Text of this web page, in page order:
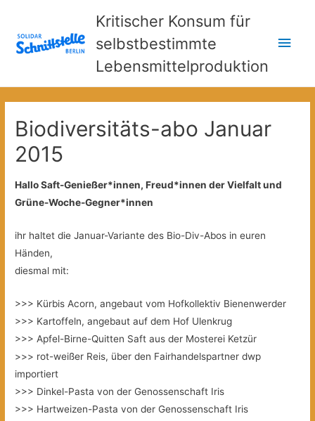
Kritischer Konsum für
selbstbestimmte
Lebensmittelproduktion
Biodiversitäts-abo Januar
2015
Hallo Saft-Genießer*innen, Freud*innen der Vielfalt und
Grüne-Woche-Gegner*innen
ihr haltet die Januar-Variante des Bio-Div-Abos in euren
Händen,
diesmal mit:
>>> Kürbis Acorn, angebaut vom Hofkollektiv Bienenwerder
>>> Kartoffeln, angebaut auf dem Hof Ulenkrug
>>> Apfel-Birne-Quitten Saft aus der Mosterei Ketzür
>>> rot-weißer Reis, über den Fairhandelspartner dwp
importiert
>>> Dinkel-Pasta von der Genossenschaft Iris
>>> Hartweizen-Pasta von der Genossenschaft Iris